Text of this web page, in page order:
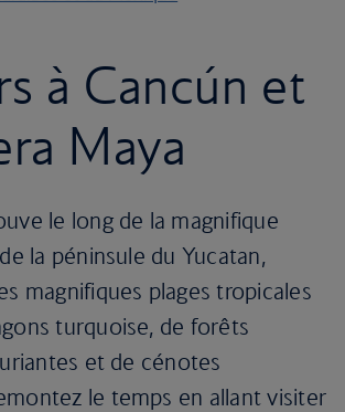
à Cancún et
Maya
le long de la magnifique
la péninsule du Yucatan,
magnifiques plages tropicales
turquoise, de forêts
et de cénotes
le temps en allant visiter